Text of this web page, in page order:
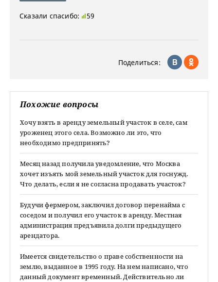
Сказали спасибо: 59
Поделиться:
Похожие вопросы
Хочу взять в аренду земельный участок в селе, сам
уроженец этого села. Возможно ли это, что
необходимо предпринять?
Месяц назад получила уведомление, что Москва
хочет изъять мой земельный участок для госнужд.
Что делать, если я не согласна продавать участок?
Будучи фермером, заключил договор перенайма с
соседом и получил его участок в аренду. Местная
администрация предъявила долги предыдущего
арендатора.
Имеется свидетельство о праве собственности на
землю, выданное в 1995 году. На нем написано, что
данный документ временный. Действительно ли